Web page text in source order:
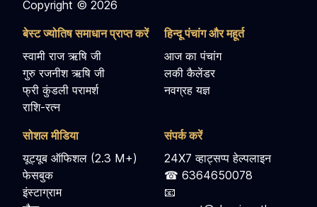
Copyright © 2026
बेस्ट ज्योतिष समाधान प्राप्त करें
स्वामी राज ऋषि जी
गुरु रजनीश ऋषि जी
फ्री कुंडली परामर्श
राशि-रत्न
हिन्दू पंचांग और महूर्त
आज का पंचांग
लकी कैलेंडर
नवग्रह यज्ञ
सोशल मीडिया
यूट्यूब ऑफिशल (2.3 M+)
फेसबुक
इंस्टाग्राम
संपर्क करें
24X7 व्हाट्सप्प हेल्पलाइन
☎ 6364650078
📧